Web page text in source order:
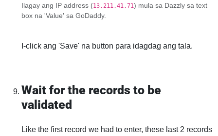
Ilagay ang IP address (13.211.41.71) mula sa Dazzly sa text
box na 'Value' sa GoDaddy.
I-click ang 'Save' na button para idagdag ang tala.
Wait for the records to be
validated
Like the first record we had to enter, these last 2 records